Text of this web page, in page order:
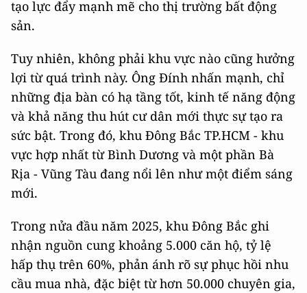
tạo lực đẩy mạnh mẽ cho thị trường bất động
sản.
Tuy nhiên, không phải khu vực nào cũng hưởng
lợi từ quá trình này. Ông Đính nhấn mạnh, chỉ
những địa bàn có hạ tầng tốt, kinh tế năng động
và khả năng thu hút cư dân mới thực sự tạo ra
sức bật. Trong đó, khu Đông Bắc TP.HCM - khu
vực hợp nhất từ Bình Dương và một phần Bà
Rịa - Vũng Tàu đang nổi lên như một điểm sáng
mới.
Trong nửa đầu năm 2025, khu Đông Bắc ghi
nhận nguồn cung khoảng 5.000 căn hộ, tỷ lệ
hấp thụ trên 60%, phản ánh rõ sự phục hồi nhu
cầu mua nhà, đặc biệt từ hơn 50.000 chuyên gia,